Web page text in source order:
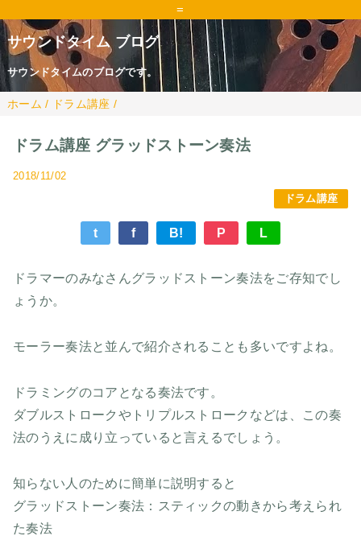
=
サウンドタイム ブログ
サウンドタイムのブログです。
ホーム / ドラム講座 /
ドラム講座 グラッドストーン奏法
2018/11/02
ドラム講座
t f B! P L
ドラマーのみなさんグラッドストーン奏法をご存知でし
ょうか。
モーラー奏法と並んで紹介されることも多いですよね。
ドラミングのコアとなる奏法です。
ダブルストロークやトリプルストロークなどは、この奏
法のうえに成り立っていると言えるでしょう。
知らない人のために簡単に説明すると
グラッドストーン奏法：スティックの動きから考えられ
た奏法